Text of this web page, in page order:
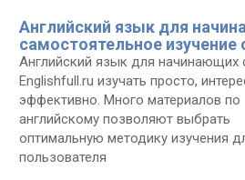
контенту
Английский язык для
самостоятельное изучение
Английский язык для начинающих
Еnglishfull.ru изучать просто,
эффективно. Много материалов по
английскому позволяют выбрать
оптимальную методику изучения
пользователя